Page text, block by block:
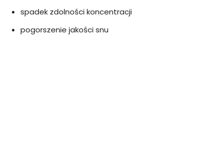
spadek zdolności koncentracji
pogorszenie jakości snu